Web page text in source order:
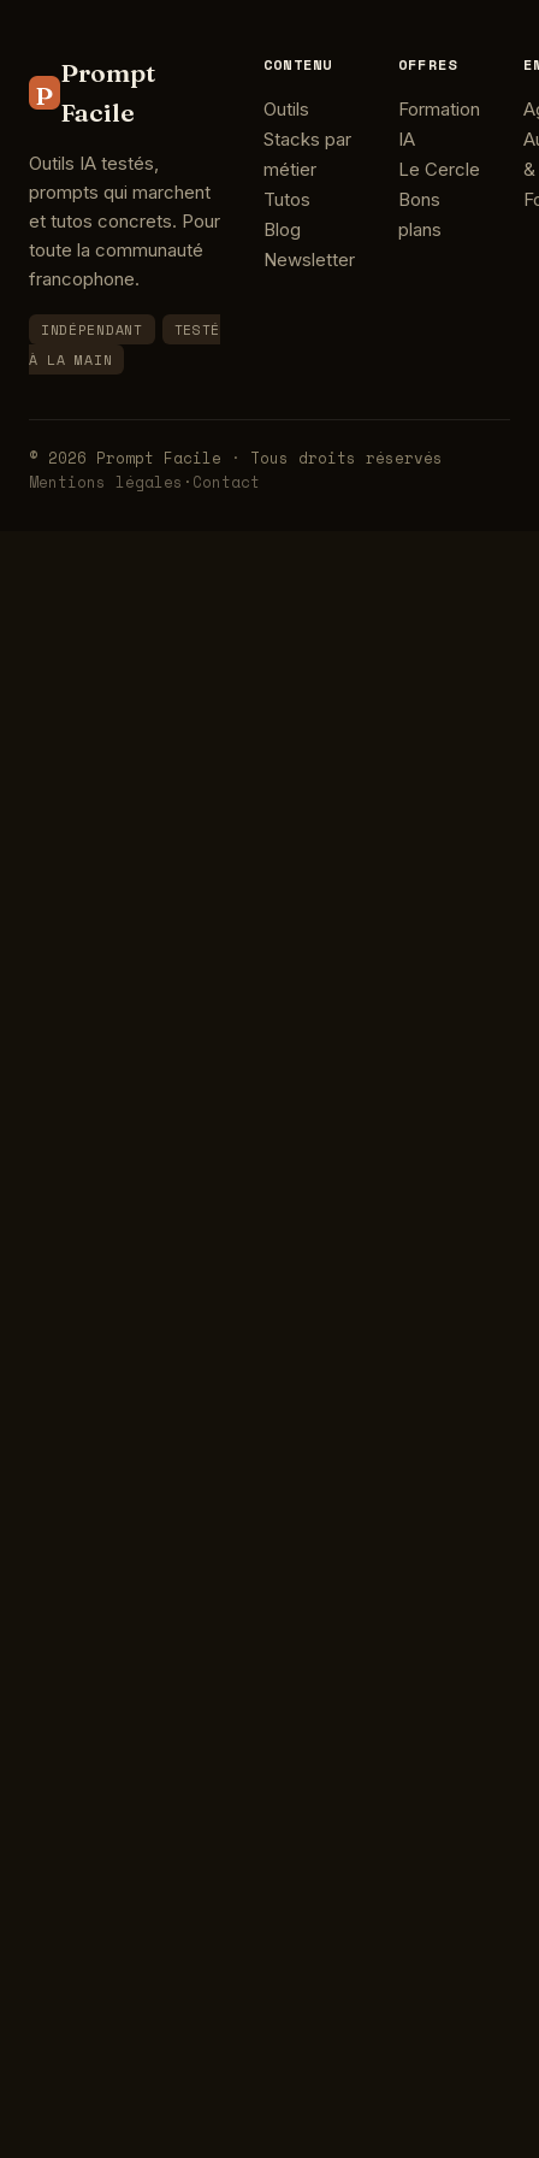
P
Prompt
Facile
Outils IA testés,
prompts qui marchent
et tutos concrets. Pour
toute la communauté
francophone.
INDÉPENDANT
TESTÉ
À LA MAIN
CONTENU
Outils
Stacks par
métier
Tutos
Blog
Newsletter
OFFRES
Formation
IA
Le Cercle
Bons
plans
© 2026 Prompt Facile · Tous droits réservés
Mentions légales · Contact